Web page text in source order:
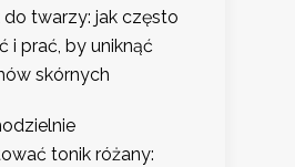
do twarzy: jak często
i prać, by uniknąć
skórnych
tonik różany: